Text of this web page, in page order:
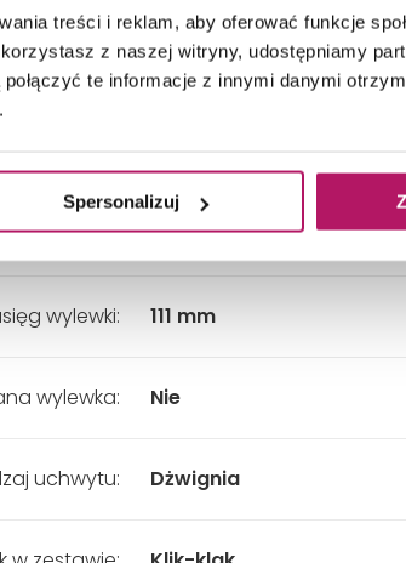
treści i reklam, aby oferować funkcje
z naszej witryny, udostępniamy
te informacje z innymi danymi
Spersonalizuj
Kolor: Chrom
Wysokość: 149 mm
wylewki: Stała
wylewki: 111 mm
wylewka: Nie
uchwytu: Dżwignia